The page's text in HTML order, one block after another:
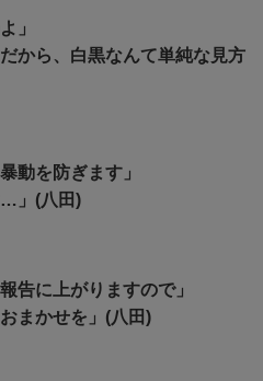
」
から、白黒なんて単純な見方
動を防ぎます」
…」(八田)
告に上がりますので」
まかせを」(八田)